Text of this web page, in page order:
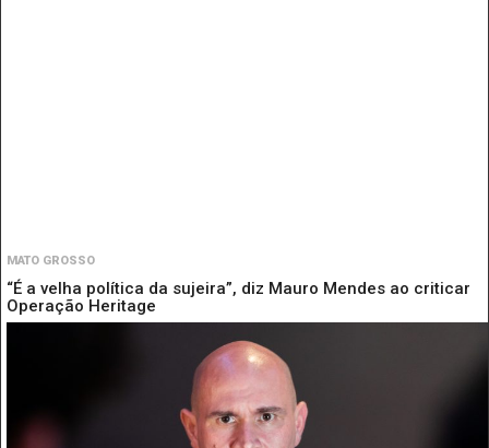
MATO GROSSO
“É a velha política da sujeira”, diz Mauro Mendes ao criticar
Operação Heritage